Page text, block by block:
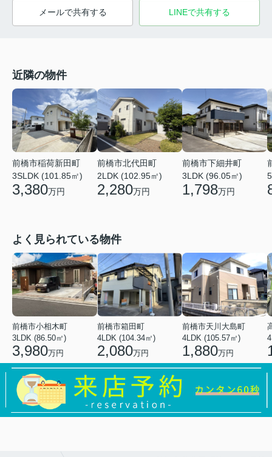
メールで共有する LINEで共有する
近隣の物件
前橋市稲荷新田町
3SLDK (101.85㎡)
3,380万円
前橋市北代田町
2LDK (102.95㎡)
2,280万円
前橋市下細井町
3LDK (96.05㎡)
1,798万円
よく見られている物件
前橋市小相木町
3LDK (86.50㎡)
3,980万円
前橋市箱田町
4LDK (104.34㎡)
2,080万円
前橋市天川大島町
4LDK (105.57㎡)
1,880万円